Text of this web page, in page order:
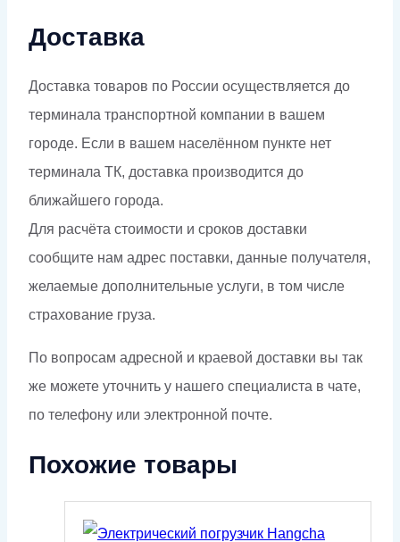
Доставка
Доставка товаров по России осуществляется до
терминала транспортной компании в вашем
городе. Если в вашем населённом пункте нет
терминала ТК, доставка производится до
ближайшего города.
Для расчёта стоимости и сроков доставки
сообщите нам адрес поставки, данные получателя,
желаемые дополнительные услуги, в том числе
страхование груза.
По вопросам адресной и краевой доставки вы так
же можете уточнить у нашего специалиста в чате,
по телефону или электронной почте.
Похожие товары